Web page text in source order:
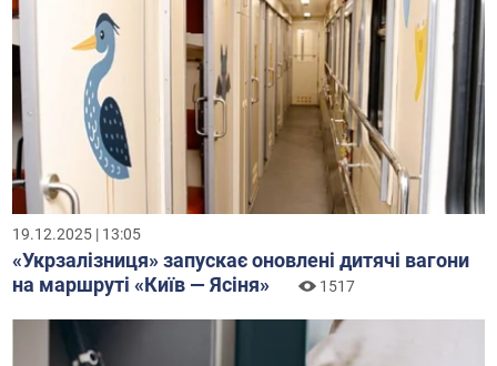
19.12.2025 | 13:05
«Укрзалізниця» запускає оновлені дитячі вагони
на маршруті «Київ — Ясіня»
1517